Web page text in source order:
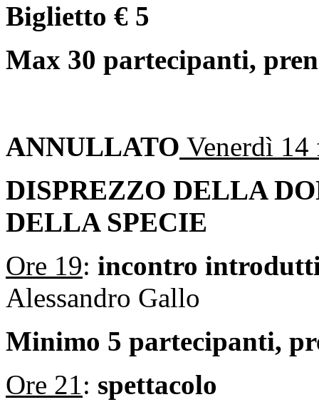
Biglietto € 5
Max 30 partecipanti,
ANNULLATO Venerdì 14
DISPREZZO DELLA
DELLA SPECIE
Ore 19: incontro
Alessandro Gallo
Minimo 5 partecipanti,
Ore 21: spettacolo